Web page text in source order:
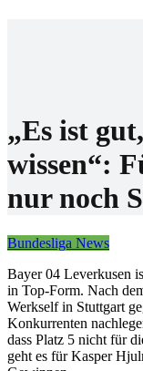
„Es ist
wissen“:
nur noch
Bundesliga News
Bayer 04 Leverkusen
in Top-Form. Nach
Werkself in Stuttgart
Konkurrenten
dass Platz 5 nicht für
geht es für Kasper